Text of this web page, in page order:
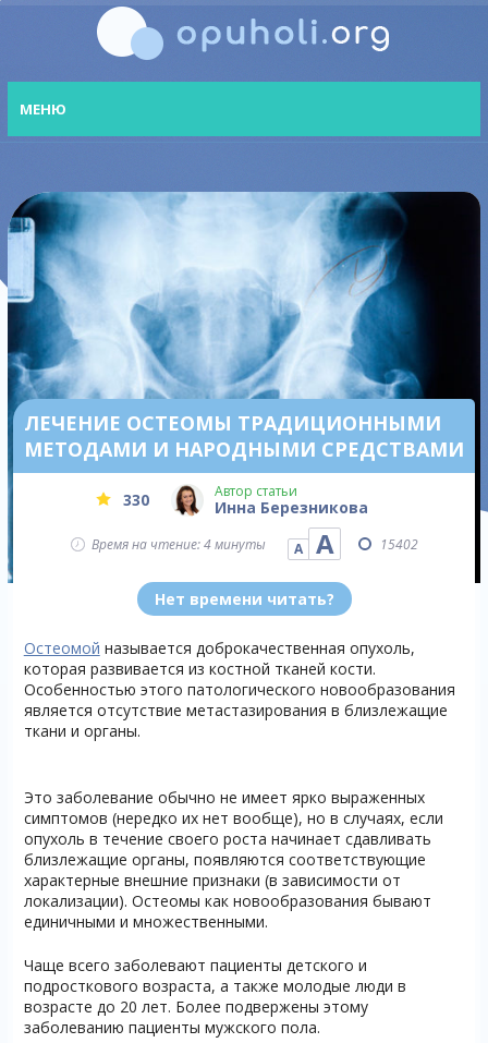
МЕНЮ
ЛЕЧЕНИЕ ОСТЕОМЫ ТРАДИЦИОННЫМИ
МЕТОДАМИ И НАРОДНЫМИ СРЕДСТВАМИ
330 Автор статьи
Инна Березникова
Время на чтение: 4 минуты А А 15402
Нет времени читать?
Остеомой называется доброкачественная опухоль,
которая развивается из костной тканей кости.
Особенностью этого патологического новообразования
является отсутствие метастазирования в близлежащие
ткани и органы.
Это заболевание обычно не имеет ярко выраженных
симптомов (нередко их нет вообще), но в случаях, если
опухоль в течение своего роста начинает сдавливать
близлежащие органы, появляются соответствующие
характерные внешние признаки (в зависимости от
локализации). Остеомы как новообразования бывают
единичными и множественными.
Чаще всего заболевают пациенты детского и
подросткового возраста, а также молодые люди в
возрасте до 20 лет. Более подвержены этому
заболеванию пациенты мужского пола.